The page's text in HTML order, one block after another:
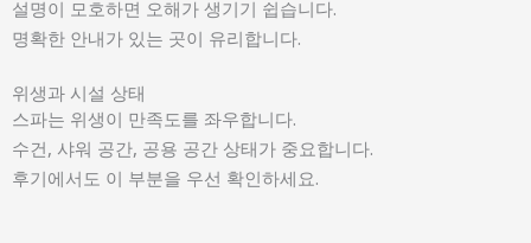
설명이 모호하면 오해가 생기기 쉽습니다.
명확한 안내가 있는 곳이 유리합니다.
위생과 시설 상태
스파는 위생이 만족도를 좌우합니다.
수건, 샤워 공간, 공용 공간 상태가 중요합니다.
후기에서도 이 부분을 우선 확인하세요.